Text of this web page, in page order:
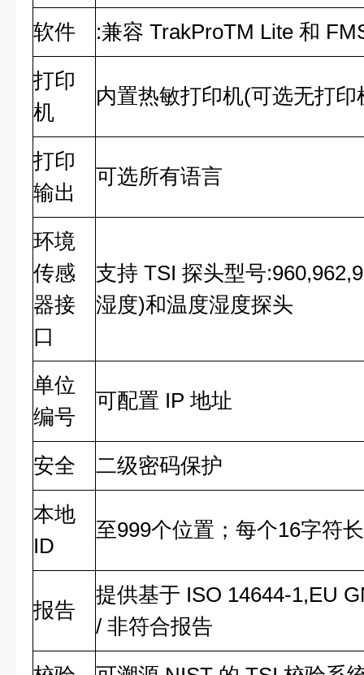
软件
:兼容 TrakProTM Lite 和
打印
机
内置热敏打印机(可选无打印
打印
输出
可选所有语言
环境
传感
器接
口
支持 TSI 探头型号
湿度)和温度湿度探头
单位
编号
可配置 IP 地址
安全
二级密码保护
本地
ID
至999个位置；每个16字符
报告
提供基于 ISO 14644-1,EU
/ 非符合报告